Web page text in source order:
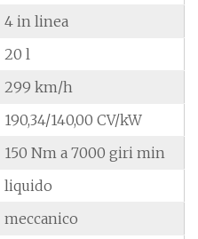
4 in linea
20 l
299 km/h
190,34/140,00 CV/kW
150 Nm a 7000 giri min
liquido
meccanico